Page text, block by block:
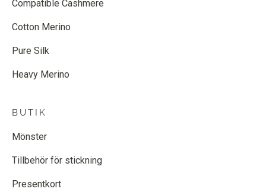
Compatible Cashmere
Cotton Merino
Pure Silk
Heavy Merino
BUTIK
Mönster
Tillbehör för stickning
Presentkort